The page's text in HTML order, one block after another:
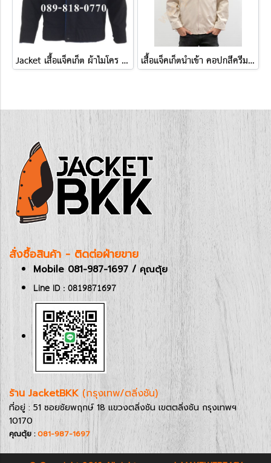
Jacket เสื้อแจ็คเก็ต ผ้าไมโคร ตัดต่อสองด้าน ดำปกฟ้า-ฟ้าปกดำ เสื้อแจ็คเก็ตนำเข้า คอปกสีครีม ปักกรุงเทพมหานคร
สั่งซื้อสินค้า - ติดต่อฝ่ายขาย
Mobile 081-987-1697 / คุณตุ้ย
Line ID : 0819871697
ร้าน JacketBKK (กรุงเทพ/ตลิ่งชัน)
ที่อยู่ : 51 ซอยชัยพฤกษ์ 18 แขวงตลิ่งชัน เขตตลิ่งชัน กรุงเทพฯ
10170
คุณตุ้ย :081-987-1697